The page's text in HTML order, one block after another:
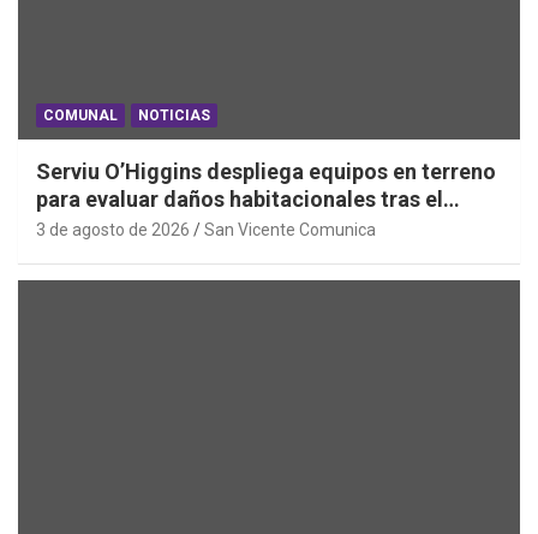
COMUNAL NOTICIAS
Serviu O’Higgins despliega equipos en terreno
para evaluar daños habitacionales tras el
Sistema Frontal
3 de agosto de 2026 San Vicente Comunica